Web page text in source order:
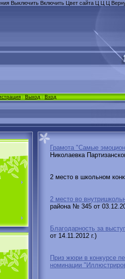
Выключить Включить Цвет сайта Ц Ц Ц
|Выход|Вход
Грамота "Самые
Николаевка
2 место в школьном
2 место во
района № 345 от
Благодарность за
от 14.11.2012 г.)
Приз жюри в конкурсе
номинации